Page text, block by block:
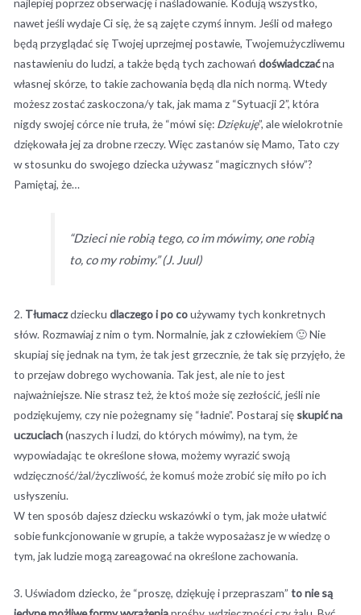
najlepiej poprzez obserwację i naśladowanie. Kodują wszystko,
nawet jeśli wydaje Ci się, że są zajęte czymś innym. Jeśli od małego
będą przyglądać się Twojej uprzejmej postawie, Twojemużyczliwemu
nastawieniu do ludzi, a także będą tych zachowańdoświadczaćna
własnej skórze, to takie zachowania będą dla nich normą. Wtedy
możesz zostać zaskoczona/y tak, jak mama z “Sytuacji 2”, która
nigdy swojej córce nie truła, że “mówi się: Dziękuję”, ale wielokrotnie
dziękowała jej za drobne rzeczy. Więc zastanów się Mamo, Tato czy
w stosunku do swojego dziecka używasz “magicznych słów”?
Pamiętaj, że…
“Dzieci nie robią tego, co im mówimy, one robią
to, co my robimy.” (J. Juul)
2. Tłumaczdzieckudlaczego i po coużywamy tych konkretnych
słów. Rozmawiaj z nim o tym. Normalnie, jak z człowiekiem 🙂 Nie
skupiaj się jednak na tym, że tak jest grzecznie, że tak się przyjęło, że
to przejaw dobrego wychowania. Tak jest, ale nie to jest
najważniejsze. Nie strasz też, że ktoś może się zezłościć, jeśli nie
podziękujemy, czy nie pożegnamy się “ładnie”. Postaraj się skupić na
uczuciach(naszych i ludzi, do których mówimy), na tym, że
wypowiadając te określone słowa, możemy wyrazić swoją
wdzięczność/żal/życzliwość, że komuś może zrobić się miło po ich
usłyszeniu.
W ten sposób dajesz dziecku wskazówki o tym, jak może ułatwić
sobie funkcjonowanie w grupie, a także wyposażasz je w wiedzę o
tym, jak ludzie mogą zareagować na określone zachowania.
3. Uświadom dziecko, że “proszę, dziękuję i przepraszam”to nie są